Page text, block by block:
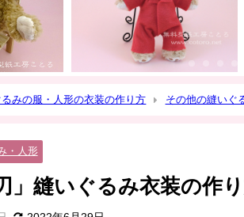
みの服・人形の衣装の作り方 その他の縫いぐ
・人形
」縫いぐるみ衣装の作